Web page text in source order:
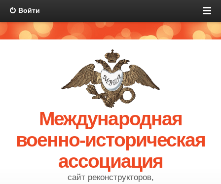
Войти
Международная
военно-историческая
ассоциация
сайт реконструкторов,